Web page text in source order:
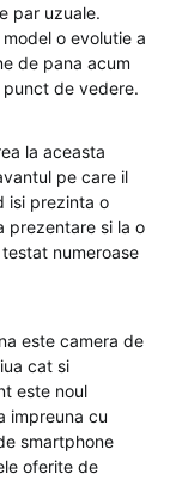
par uzuale.
o evolutie a
de pana acum
de vedere.
la aceasta
pe care il
isi prezinta o
prezentare si la o
numeroase
este camera de
cat si
este noul
impreuna cu
smartphone
oferite de